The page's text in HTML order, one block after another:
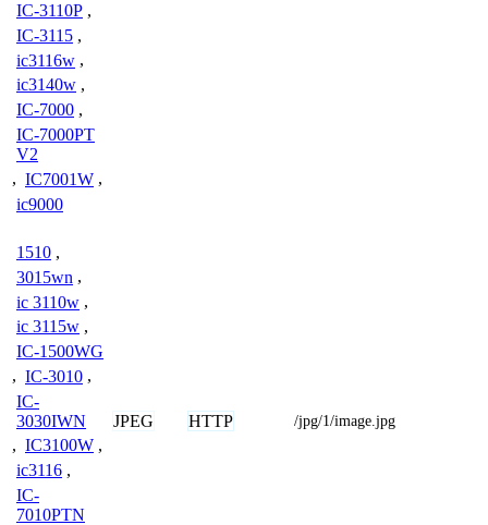
IC-3110P ,
IC-3115 ,
ic3116w ,
ic3140w ,
IC-7000 ,
IC-7000PT
V2
, IC7001W ,
ic9000
1510 ,
3015wn ,
ic 3110w ,
ic 3115w ,
IC-1500WG
, IC-3010 ,
IC-
3030IWN
, IC3100W ,
ic3116 ,
IC-
7010PTN
JPEG HTTP /jpg/1/image.jpg